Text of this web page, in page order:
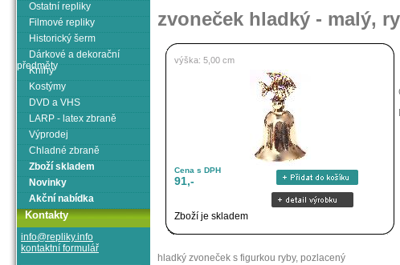
zvoneček hladký - malý,
výška: 5,00 cm
Cena s DPH
91,-
Zboží je skladem
hladký zvoneček s figurkou ryby, pozlacený
Ostatní repliky
Filmové repliky
Historický šerm
Dárkové a dekorační
předměty
Knihy
Kostýmy
DVD a VHS
LARP - latex zbraně
Výprodej
Chladné zbraně
Zboží skladem
Novinky
Akční nabídka
Kontakty
info@repliky.info
kontaktní formulář